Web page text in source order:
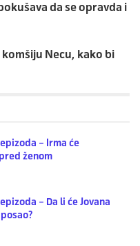
da se opravda i
Necu, kako bi
– Irma će
ženom
– Da li će Jovana